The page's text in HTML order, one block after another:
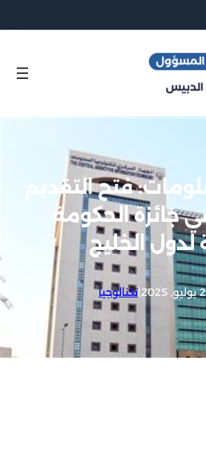
فتح التقديم
جائزة الحكومة
لدول الخليج
2 يوليو, 2025 |تكنالوجيا